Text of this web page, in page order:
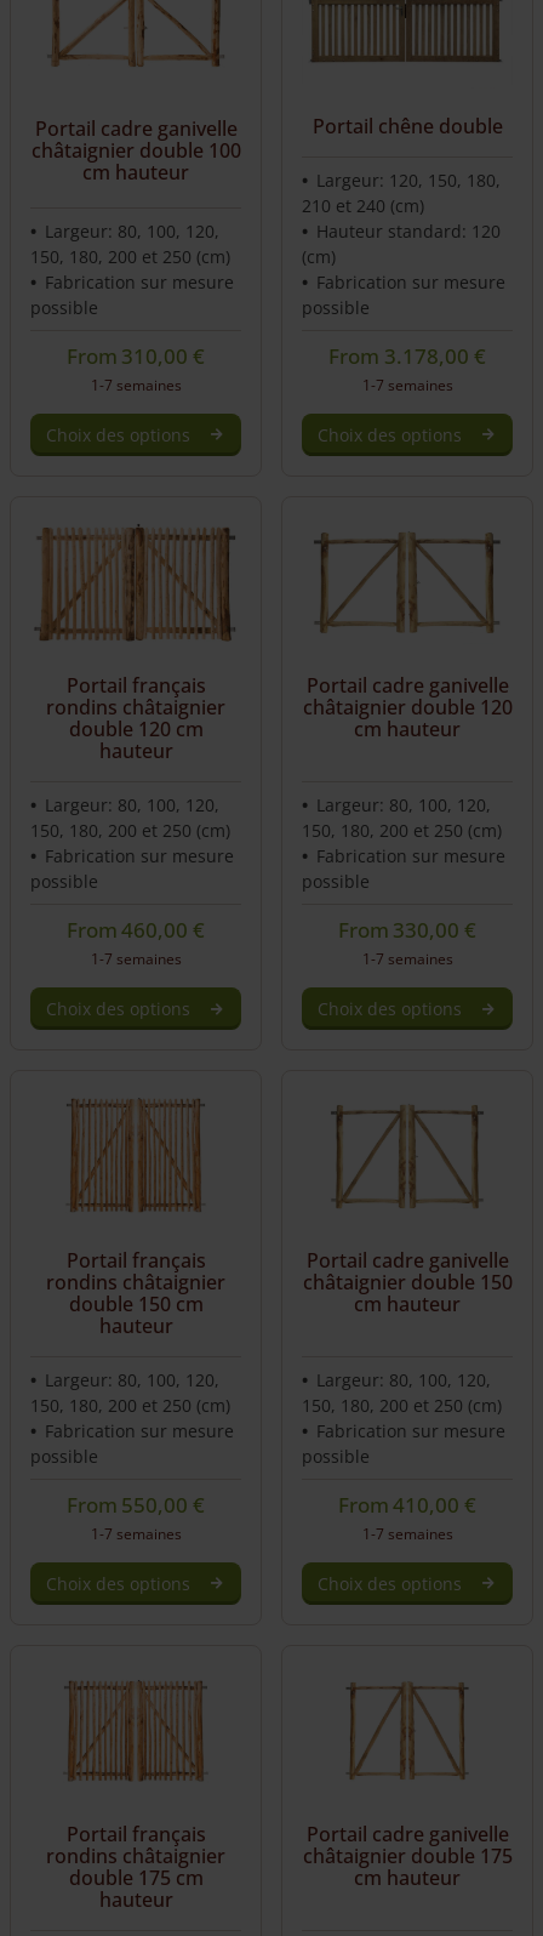
Portail cadre ganivelle
châtaignier double 100
cm hauteur
Largeur: 80, 100, 120,
150, 180, 200 et 250 (cm)
Fabrication sur mesure
possible
From 310,00€
1-7 semaines
Choix des options
Portail chêne double
Largeur: 120, 150, 180,
210 et 240 (cm)
Hauteur standard: 120
(cm)
Fabrication sur mesure
possible
From 3.178,00 €
1-7 semaines
Choix des options
Portail français
rondins châtaignier
double 120 cm
hauteur
Largeur: 80, 100, 120,
150, 180, 200 et 250 (cm)
Fabrication sur mesure
possible
From460,00€
1-7 semaines
Choix des options
Portail cadre ganivelle
châtaignier double 120
cm hauteur
Largeur: 80, 100, 120,
150, 180, 200 et 250 (cm)
Fabrication sur mesure
possible
From 330,00€
1-7 semaines
Choix des options
Portail français
rondins châtaignier
double 150 cm
hauteur
Largeur: 80, 100, 120,
150, 180, 200 et 250 (cm)
Fabrication sur mesure
possible
From 550,00€
1-7 semaines
Choix des options
Portail cadre ganivelle
châtaignier double 150
cm hauteur
Largeur: 80, 100, 120,
150, 180, 200 et 250 (cm)
Fabrication sur mesure
possible
From410,00€
1-7 semaines
Choix des options
Portail français
rondins châtaignier
double 175 cm
hauteur
Portail cadre ganivelle
châtaignier double 175
cm hauteur